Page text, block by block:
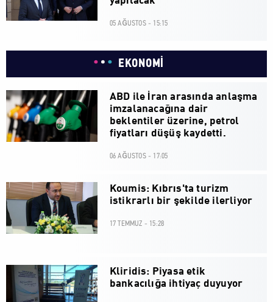
05 AĞUSTOS - 15:15
EKONOMİ
ABD ile İran arasında anlaşma
imzalanacağına dair
beklentiler üzerine, petrol
fiyatları düşüş kaydetti.
06 AĞUSTOS - 17:05
Koumis: Kıbrıs'ta turizm
istikrarlı bir şekilde ilerliyor
17 TEMMUZ - 15:28
Kliridis: Piyasa etik
bankacılığa ihtiyaç duyuyor